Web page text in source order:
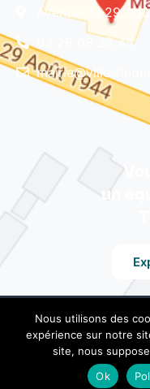
Avenue du 29
03 26 08 23 45
mairie@ville-
un
© Mairie de
Tinqueux – Tél. 03 26
Nous utilisons des
expérience sur notre
site, nous
Ok